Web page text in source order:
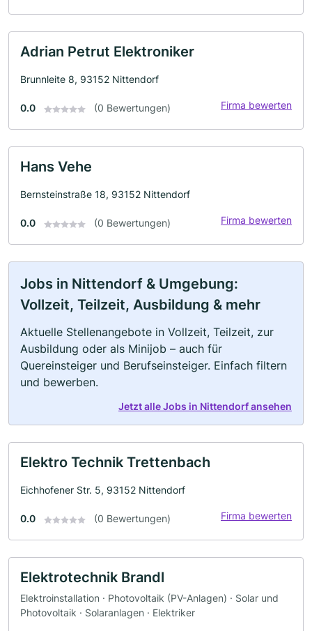
Adrian Petrut Elektroniker
Brunnleite 8, 93152 Nittendorf
0.0 (0 Bewertungen) Firma bewerten
Hans Vehe
Bernsteinstraße 18, 93152 Nittendorf
0.0 (0 Bewertungen) Firma bewerten
Jobs in Nittendorf & Umgebung:
Vollzeit, Teilzeit, Ausbildung & mehr
Aktuelle Stellenangebote in Vollzeit, Teilzeit, zur
Ausbildung oder als Minijob – auch für
Quereinsteiger und Berufseinsteiger. Einfach filtern
und bewerben.
Jetzt alle Jobs in Nittendorf ansehen
Elektro Technik Trettenbach
Eichhofener Str. 5, 93152 Nittendorf
0.0 (0 Bewertungen) Firma bewerten
Elektrotechnik Brandl
Elektroinstallation · Photovoltaik (PV-Anlagen) · Solar und
Photovoltaik · Solaranlagen · Elektriker